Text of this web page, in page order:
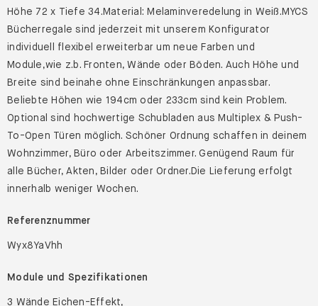
Höhe 72 x Tiefe 34.Material: Melaminveredelung in Weiß.MYCS
Bücherregale sind jederzeit mit unserem Konfigurator
individuell flexibel erweiterbar um neue Farben und
Module,wie z.b. Fronten, Wände oder Böden. Auch Höhe und
Breite sind beinahe ohne Einschränkungen anpassbar.
Beliebte Höhen wie 194cm oder 233cm sind kein Problem.
Optional sind hochwertige Schubladen aus Multiplex & Push-
To-Open Türen möglich. Schöner Ordnung schaffen in deinem
Wohnzimmer, Büro oder Arbeitszimmer. Genügend Raum für
alle Bücher, Akten, Bilder oder Ordner.Die Lieferung erfolgt
innerhalb weniger Wochen.
Referenznummer
Wyx8YaVhh
Module und Spezifikationen
3 Wände Eichen-Effekt,